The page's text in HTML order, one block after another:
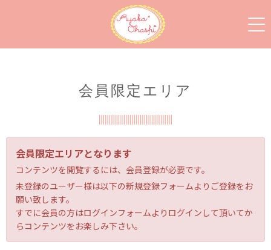
会員限定エリア
会員限定エリアとなります
コンテンツを閲覧するには、会員登録が必要です。
未登録のユーザー様は以下の新規登録フォームよりご登録をお
願い致します。
すでに会員の方はログインフォームよりログインして頂いてか
らコンテンツをお楽しみ下さい。